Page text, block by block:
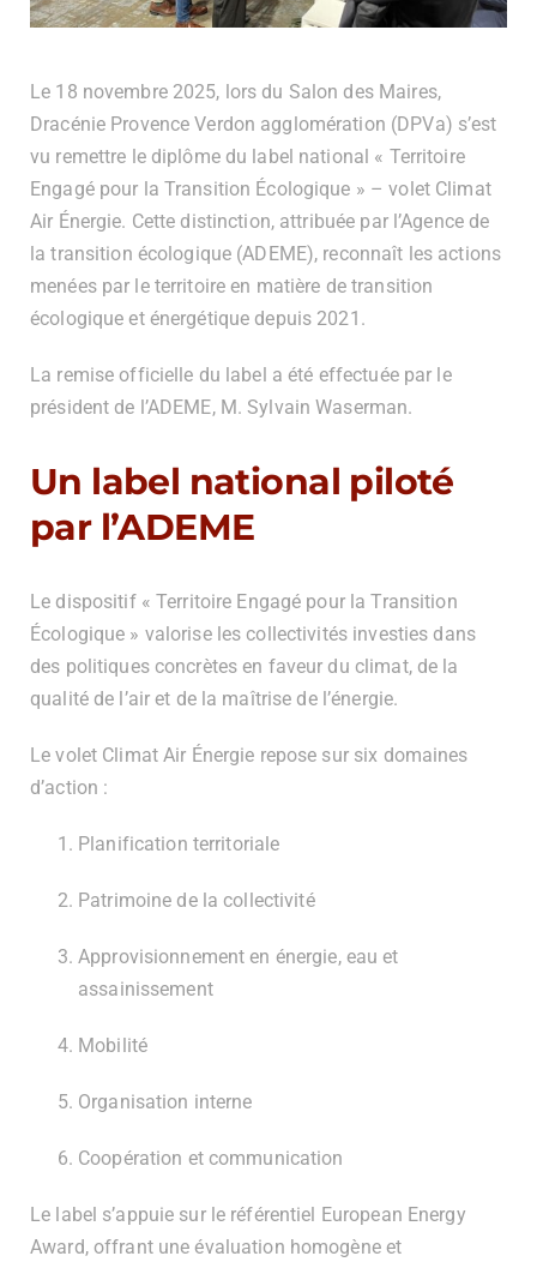
Le 18 novembre 2025, lors du Salon des Maires,
Dracénie Provence Verdon agglomération (DPVa) s’est
vu remettre le diplôme du label national « Territoire
Engagé pour la Transition Écologique » – volet Climat
Air Énergie. Cette distinction, attribuée par l’Agence de
la transition écologique (ADEME), reconnaît les actions
menées par le territoire en matière de transition
écologique et énergétique depuis 2021.
La remise officielle du label a été effectuée par le
président de l’ADEME, M. Sylvain Waserman.
Un label national piloté
par l’ADEME
Le dispositif « Territoire Engagé pour la Transition
Écologique » valorise les collectivités investies dans
des politiques concrètes en faveur du climat, de la
qualité de l’air et de la maîtrise de l’énergie.
Le volet Climat Air Énergie repose sur six domaines
d’action :
Planification territoriale
Patrimoine de la collectivité
Approvisionnement en énergie, eau et
assainissement
Mobilité
Organisation interne
Coopération et communication
Le label s’appuie sur le référentiel European Energy
Award, offrant une évaluation homogène et